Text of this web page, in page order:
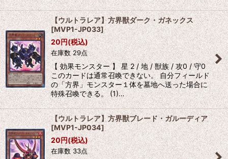
【ウルトラレア】方界獣ダーク・ガネックス
[MVP1-JP033]
20円(税込)
在庫数 29点
【 効果モンスター 】 星 2 / 地 / 獣族 / 攻0 / 守0
このカードは通常召喚できない。 自分フィールド
の「方界」モンスター１体を墓地へ送った場合に
特殊召喚できる。 (1)…
【ウルトラレア】方界獣ブレード・ガルーディア
[MVP1-JP034]
20円(税込)
在庫数 33点